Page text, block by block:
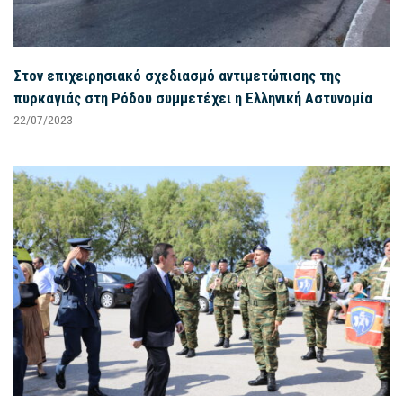
Στον επιχειρησιακό σχεδιασμό αντιμετώπισης της
πυρκαγιάς στη Ρόδου συμμετέχει η Ελληνική Αστυνομία
22/07/2023